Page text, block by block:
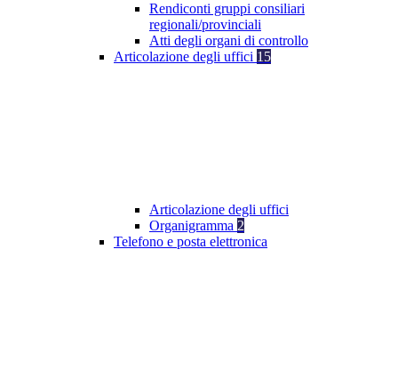
Rendiconti gruppi consiliari
regionali/provinciali
Atti degli organi di controllo
Articolazione degli uffici 15
Articolazione degli uffici
Organigramma 2
Telefono e posta elettronica